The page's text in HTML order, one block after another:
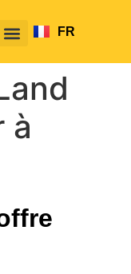
FR
EN
à